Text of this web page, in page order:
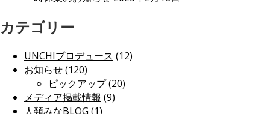
カテゴリー
UNCHIプロデュース (12)
お知らせ(120)
ピックアップ(20)
メディア掲載情報 (9)
人類みなBLOG (1)